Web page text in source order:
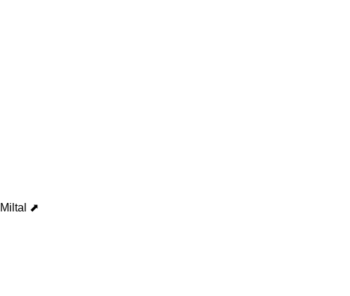
Miltal ⬈